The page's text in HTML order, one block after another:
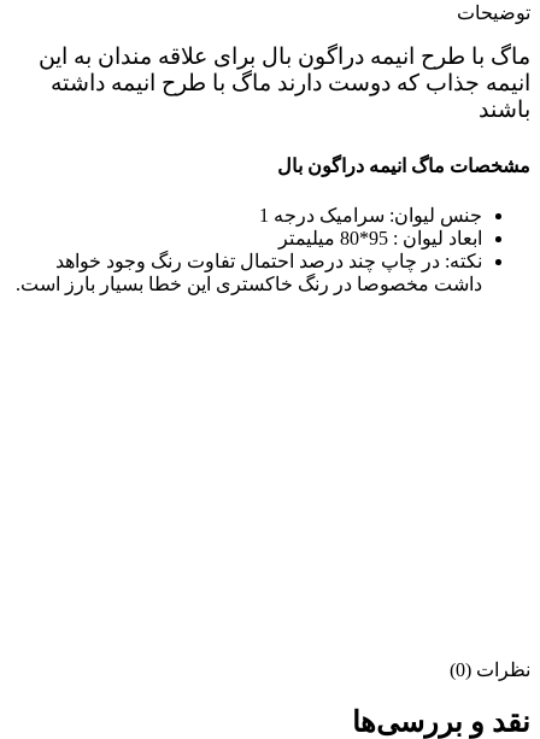
توضیحات
ماگ با طرح انیمه دراگون بال برای علاقه مندان به این
انیمه جذاب که دوست دارند ماگ با طرح انیمه داشته
باشند
مشخصات ماگ انیمه دراگون بال
جنس لیوان: سرامیک درجه 1
ابعاد لیوان : 95*80 میلیمتر
نکته: در چاپ چند درصد احتمال تفاوت رنگ وجود خواهد
داشت مخصوصا در رنگ خاکستری این خطا بسیار بارز است.
نظرات (0)
نقد و بررسی‌ها